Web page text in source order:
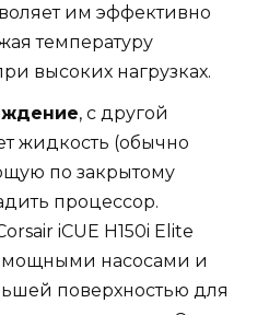
им эффективно
температуру
высоких нагрузках.
, с другой
жидкость (обычно
по закрытому
процессор.
iCUE H150i Elite
мощными насосами и
поверхностью для